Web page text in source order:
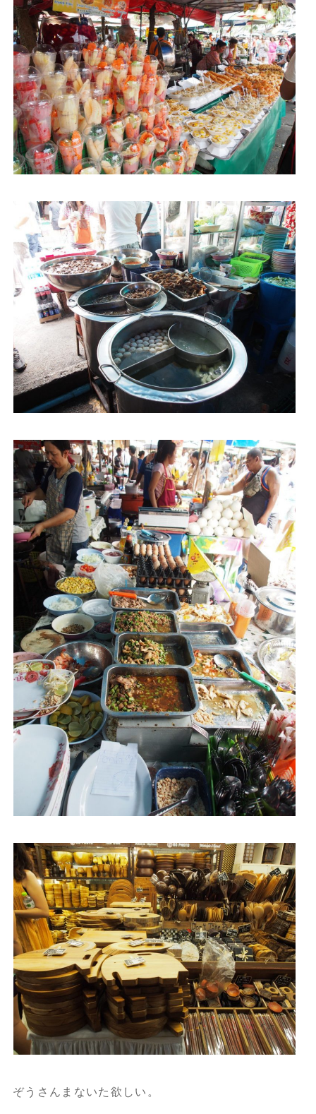
ぞうさんまないた欲しい。